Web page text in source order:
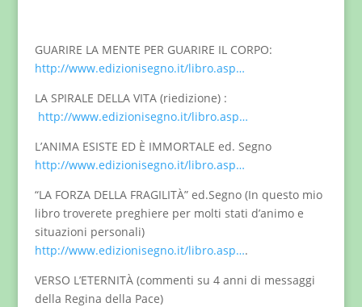
GUARIRE LA MENTE PER GUARIRE IL CORPO:
http://www.edizionisegno.it/libro.asp…
LA SPIRALE DELLA VITA (riedizione) :
http://www.edizionisegno.it/libro.asp…
L’ANIMA ESISTE ED È IMMORTALE ed. Segno
http://www.edizionisegno.it/libro.asp…
“LA FORZA DELLA FRAGILITÀ” ed.Segno (In questo mio
libro troverete preghiere per molti stati d’animo e
situazioni personali)
http://www.edizionisegno.it/libro.asp….
VERSO L’ETERNITÀ (commenti su 4 anni di messaggi
della Regina della Pace)